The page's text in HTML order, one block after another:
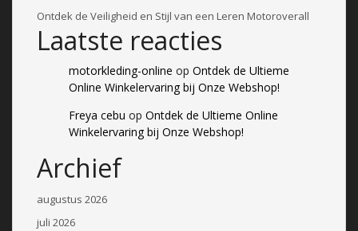
Ontdek de Veiligheid en Stijl van een Leren Motoroverall
Laatste reacties
motorkleding-online op Ontdek de Ultieme
Online Winkelervaring bij Onze Webshop!
Freya cebu op Ontdek de Ultieme Online
Winkelervaring bij Onze Webshop!
Archief
augustus 2026
juli 2026